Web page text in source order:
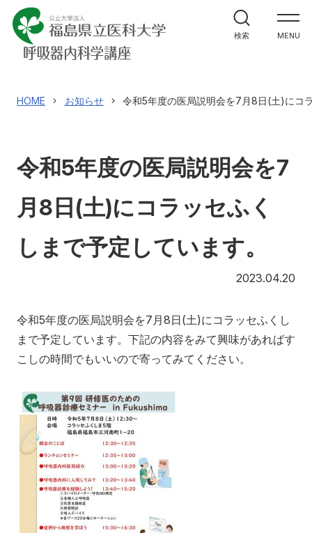
MENU
ホーム
教室紹介
研究紹介・実績
医療関係者の皆様へ
講座へのお問合せ
検索
HOME お知らせ 令和5年度の医局説明会を7月8日(土)にコ
令和5年度の医局説明会を7
月8日(土)にコラッセふく
しまで予定しています。
2023.04.20
令和5年度の医局説明会を7月8日(土)にコラッセふくし
まで予定しています。下記の内容をみて興味があればす
こしの時間でもいいので寄ってみてください。